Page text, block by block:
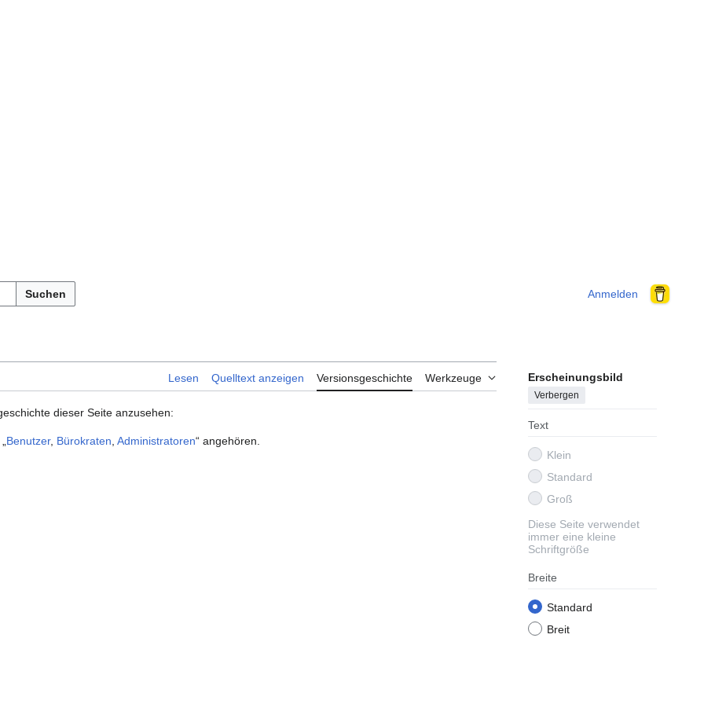
Suchen Anmelden
Lesen Quelltext anzeigen Versionsgeschichte Werkzeuge Erscheinungsbild
Verbergen
Text
Klein
Standard
Groß
Diese Seite verwendet
immer eine kleine
Schriftgröße
Breite
Standard
Breit
dieser Seite anzusehen:
Benutzer, Bürokraten Administratoren“ angehören.